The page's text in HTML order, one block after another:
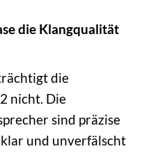
die Klangqualität
die
nicht. Die
sind präzise
und unverfälscht